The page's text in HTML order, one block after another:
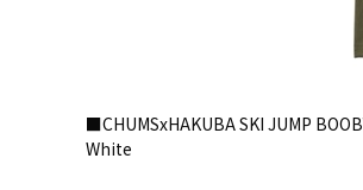
■CHUMSxHAKUBA SKI JUMP
White